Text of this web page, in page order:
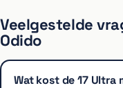
Veelgestelde
Odido
Wat kost de 17 Ultra